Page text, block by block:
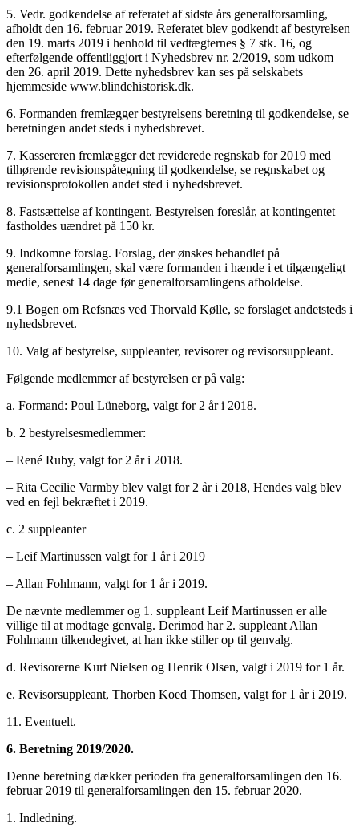
5. Vedr. godkendelse af referatet af sidste års generalforsamling,
afholdt den 16. februar 2019. Referatet blev godkendt af bestyrelsen
den 19. marts 2019 i henhold til vedtægternes § 7 stk. 16, og
efterfølgende offentliggjort i Nyhedsbrev nr. 2/2019, som udkom
den 26. april 2019. Dette nyhedsbrev kan ses på selskabets
hjemmeside www.blindehistorisk.dk.
6. Formanden fremlægger bestyrelsens beretning til godkendelse, se
beretningen andet steds i nyhedsbrevet.
7. Kassereren fremlægger det reviderede regnskab for 2019 med
tilhørende revisionspåtegning til godkendelse, se regnskabet og
revisionsprotokollen andet sted i nyhedsbrevet.
8. Fastsættelse af kontingent. Bestyrelsen foreslår, at kontingentet
fastholdes uændret på 150 kr.
9. Indkomne forslag. Forslag, der ønskes behandlet på
generalforsamlingen, skal være formanden i hænde i et tilgængeligt
medie, senest 14 dage før generalforsamlingens afholdelse.
9.1 Bogen om Refsnæs ved Thorvald Kølle, se forslaget andetsteds i
nyhedsbrevet.
10. Valg af bestyrelse, suppleanter, revisorer og revisorsuppleant.
Følgende medlemmer af bestyrelsen er på valg:
a. Formand: Poul Lüneborg, valgt for 2 år i 2018.
b. 2 bestyrelsesmedlemmer:
– René Ruby, valgt for 2 år i 2018.
– Rita Cecilie Varmby blev valgt for 2 år i 2018, Hendes valg blev
ved en fejl bekræftet i 2019.
c. 2 suppleanter
– Leif Martinussen valgt for 1 år i 2019
– Allan Fohlmann, valgt for 1 år i 2019.
De nævnte medlemmer og 1. suppleant Leif Martinussen er alle
villige til at modtage genvalg. Derimod har 2. suppleant Allan
Fohlmann tilkendegivet, at han ikke stiller op til genvalg.
d. Revisorerne Kurt Nielsen og Henrik Olsen, valgt i 2019 for 1 år.
e. Revisorsuppleant, Thorben Koed Thomsen, valgt for 1 år i 2019.
11. Eventuelt.
6. Beretning 2019/2020.
Denne beretning dækker perioden fra generalforsamlingen den 16.
februar 2019 til generalforsamlingen den 15. februar 2020.
1. Indledning.